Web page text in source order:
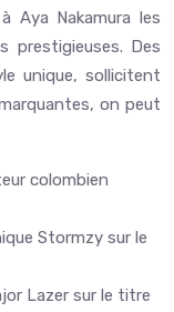
Aya Nakamura les
prestigieuses. Des
unique, sollicitent
on peut
colombien
Stormzy sur le
Lazer sur le titre